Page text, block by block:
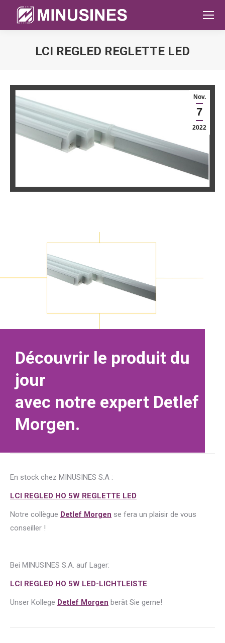
LCI REGLED REGLETTE LED
Nov.
7
2022
Découvrir le produit du
jour
avec notre expert Detlef
Morgen.
En stock chez MINUSINES S.A :
LCI REGLED HO 5W REGLETTE LED
Notre collègue Detlef Morgen se fera un plaisir de vous
conseiller !
Bei MINUSINES S.A. auf Lager:
LCI REGLED HO 5W LED-LICHTLEISTE
Unser Kollege Detlef Morgen berät Sie gerne!